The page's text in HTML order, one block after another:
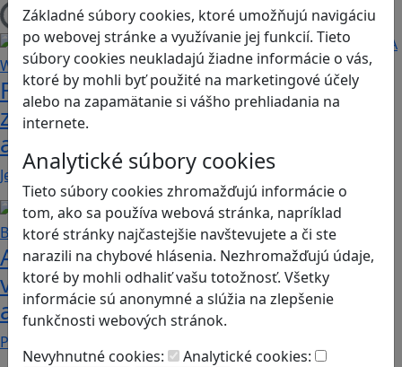
Základné súbory cookies, ktoré umožňujú navigáciu
po webovej stránke a využívanie jej funkcií. Tieto
súbory cookies neukladajú žiadne informácie o vás,
ktoré by mohli byť použité na marketingové účely
alebo na zapamätanie si vášho prehliadania na
internete.
Analytické súbory cookies
Tieto súbory cookies zhromažďujú informácie o
tom, ako sa používa webová stránka, napríklad
ktoré stránky najčastejšie navštevujete a či ste
narazili na chybové hlásenia. Nezhromažďujú údaje,
ktoré by mohli odhaliť vašu totožnosť. Všetky
informácie sú anonymné a slúžia na zlepšenie
funkčnosti webových stránok.
Nevyhnutné cookies:
Analytické cookies:
Načítam blogy
Fotografujte zvieratká, aby ste
zachránili ostrov v Alba: A Wildlife
adventure
Jednoduchá hra, vhodná pre kohokoľvek z rodiny,…
Ako biele krvinky bojujú proti
vírusom a baktériám? Hra Bunky v
akcii je zábavnou lekciou o imunite
Pod názvom Bunky v akcii sa skrýva mobilná akčná…